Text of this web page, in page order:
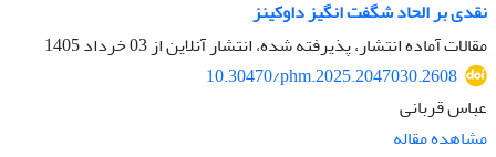
نقدی بر الحاد شگفت انگیز داوکینز
مقالات آماده انتشار، پذیرفته شده، انتشار آنلاین از03 خرداد 1405
10.30470/phm.2025.2047030.2608
عباس قربانی
مشاهده مقاله